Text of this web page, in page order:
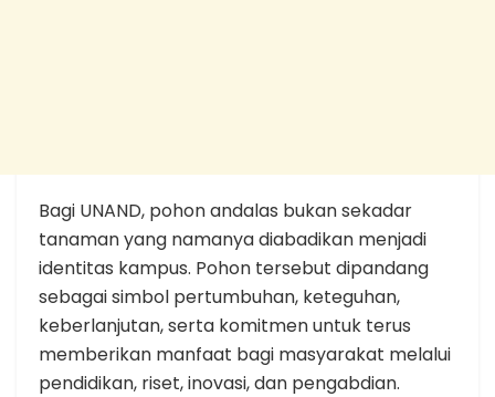
Bagi UNAND, pohon andalas bukan sekadar
tanaman yang namanya diabadikan menjadi
identitas kampus. Pohon tersebut dipandang
sebagai simbol pertumbuhan, keteguhan,
keberlanjutan, serta komitmen untuk terus
memberikan manfaat bagi masyarakat melalui
pendidikan, riset, inovasi, dan pengabdian.